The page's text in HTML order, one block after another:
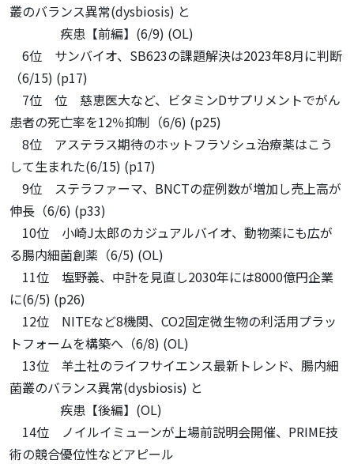
叢のバランス異常(dysbiosis) と
疾患【前編】(6/9) (OL)
6位 サンバイオ、SB623の課題解決は2023年8月に判断
（6/15) (p17)
7位 位 慈恵医大など、ビタミンDサプリメントでがん
患者の死亡率を12％抑制（6/6) (p25)
8位 アステラス期待のホットフラソシュ治療薬はこう
して生まれた(6/15) (p17)
9位 ステラファーマ、BNCTの症例数が増加し売上高が
伸長（6/6) (p33)
10位 小崎J太郎のカジュアルバイオ、動物薬にも広が
る腸内細菌創薬（6/5) (OL)
11位 塩野義、中計を見直し2030年には8000億円企業
に(6/5) (p26)
12位 NITEなど8機関、CO2固定微生物の利活用プラッ
トフォームを構築へ（6/8) (OL)
13位 羊土社のライフサイエンス最新トレンド、腸内細
菌叢のバランス異常(dysbiosis) と
疾患【後編】(OL)
14位 ノイルイミューンが上場前説明会開催、PRIME技
術の競合優位性などアピール